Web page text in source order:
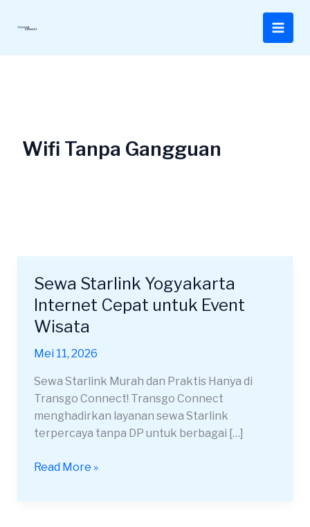
Wifi Tanpa Gangguan
Sewa Starlink Yogyakarta
Internet Cepat untuk Event
Wisata
Mei 11, 2026
Sewa Starlink Murah dan Praktis Hanya di
Transgo Connect! Transgo Connect
menghadirkan layanan sewa Starlink
terpercaya tanpa DP untuk berbagai […]
Sewa
Starlink
Yogyakarta
Internet
Cepat
Event
Wisata
Read More »